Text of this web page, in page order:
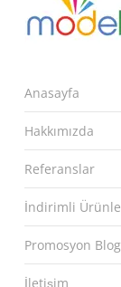
Anasayfa
Hakkımızda
Referanslar
İndirimli
Promosyon Blog
İletişim